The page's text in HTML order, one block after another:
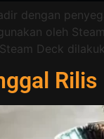
dengan
oleh
Deck
Rilis